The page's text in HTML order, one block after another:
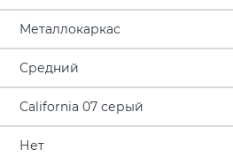
Металлокаркас
Средний
California 07 серый
Нет